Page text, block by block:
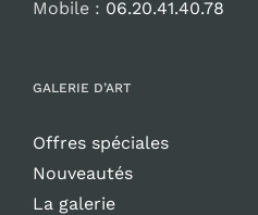
Mobile : 06.20.41.40.78
GALERIE D’ART
Offres spéciales
Nouveautés
La galerie